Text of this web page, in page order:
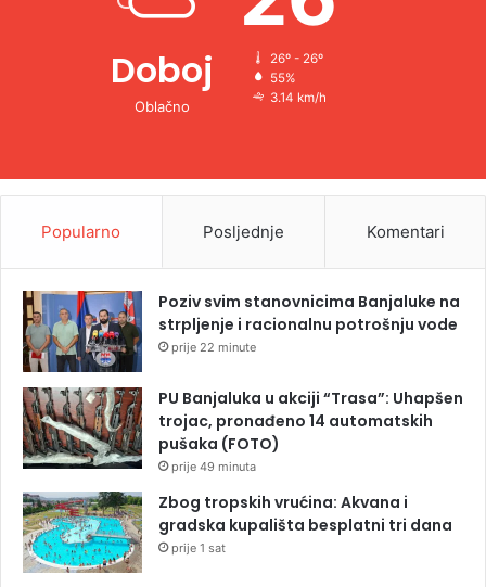
Doboj
Oblačno
26º - 26º
55%
3.14 km/h
Popularno Posljednje Komentari
Poziv svim stanovnicima Banjaluke na
strpljenje i racionalnu potrošnju vode
prije 22 minute
PU Banjaluka u akciji “Trasa”: Uhapšen
trojac, pronađeno 14 automatskih
pušaka (FOTO)
prije 49 minuta
Zbog tropskih vrućina: Akvana i
gradska kupališta besplatni tri dana
prije 1 sat